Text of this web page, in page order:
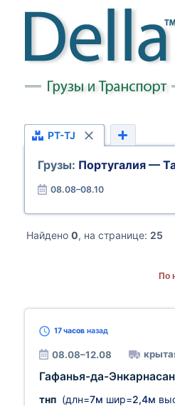
PT-TJ
Грузы: Португалия —
08.08–08.10
Найдено 0, на странице: 25
По
17 часов назад
08.08–12.08
Гафанья-да-Энкарнасан
тнп (длн=7м шир=2,4м